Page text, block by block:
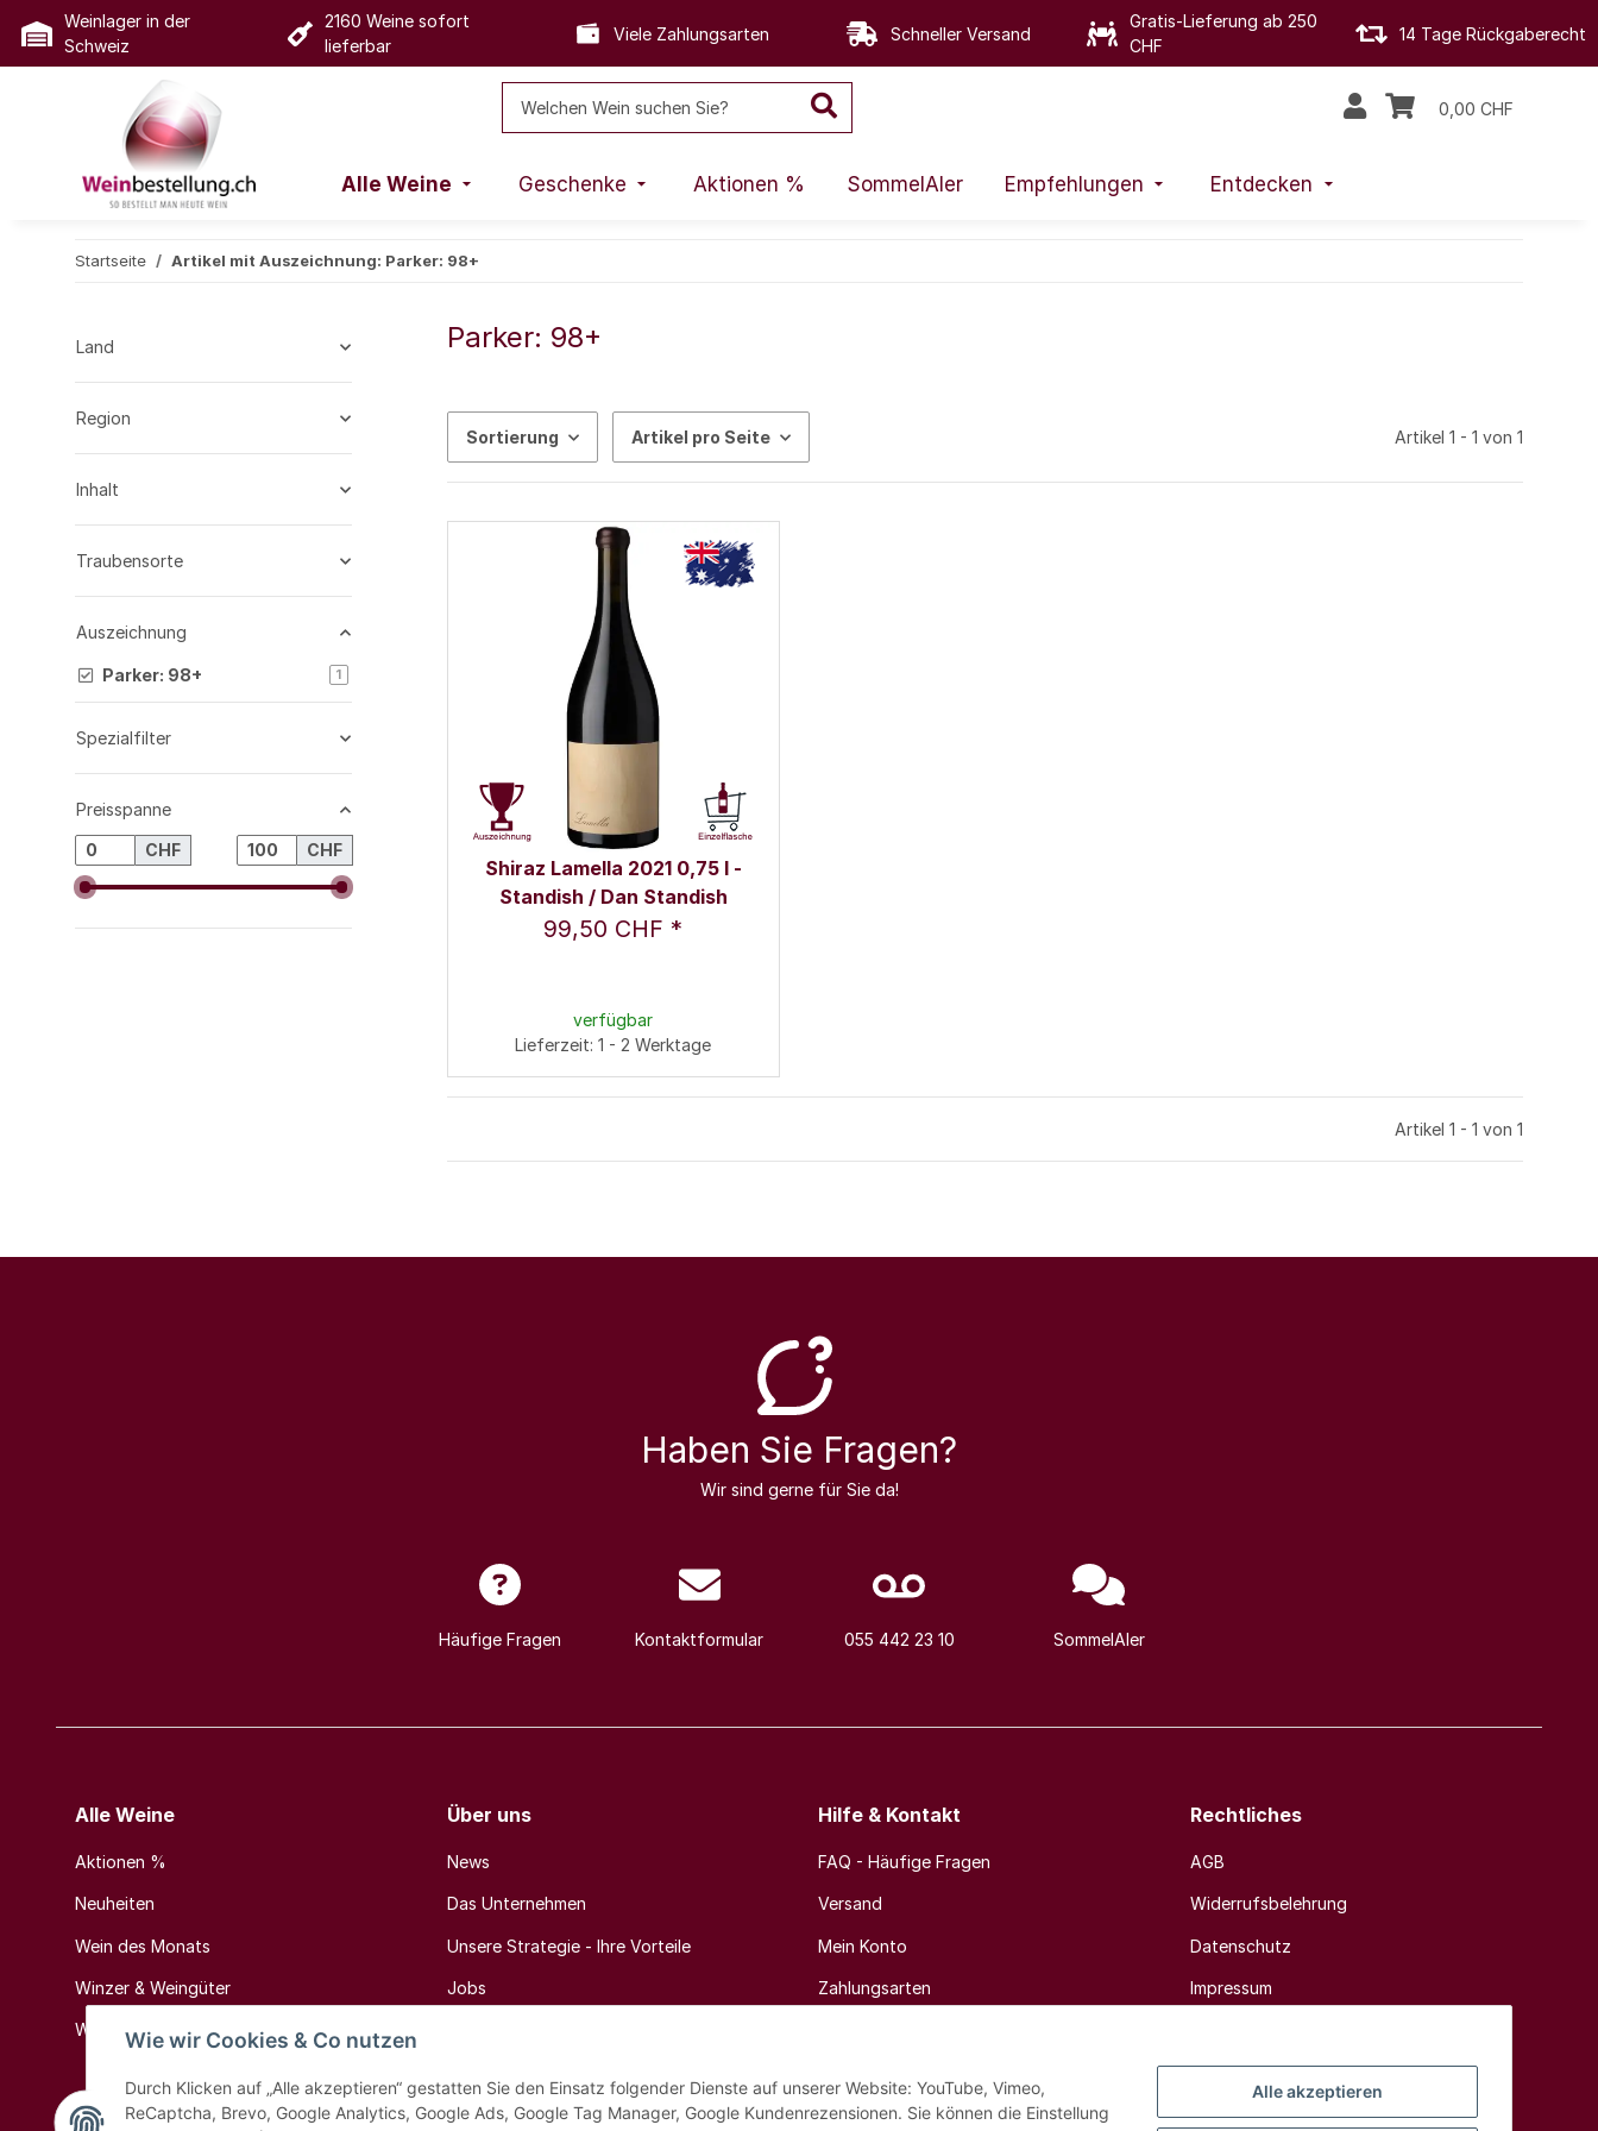
Alle akzeptieren
Wie wir Cookies & Co nutzen
Durch Klicken auf „Alle akzeptieren“ gestatten Sie den Einsatz folgender Dienste auf unserer Website: YouTube, Vimeo,
ReCaptcha, Brevo, Google Analytics, Google Ads, Google Tag Manager, Google Kundenrezensionen. Sie können die Einstellung
Weinlager in der
Schweiz
2160 Weine sofort
lieferbar
Viele Zahlungsarten Schneller Versand
Gratis-Lieferung ab 250
CHF
14 Tage Rückgaberecht
0,00 CHF
Alle Weine Geschenke Aktionen % SommelAIer Empfehlungen Entdecken
Startseite Artikel mit Auszeichnung: Parker: 98+
Parker: 98+
Sortierung Artikel pro Seite Artikel 1 - 1 von 1
Shiraz Lamella 2021 0,75 l -
Standish / Dan Standish
99,50 CHF *
verfügbar
Lieferzeit: 1 - 2 Werktage
Artikel 1 - 1 von 1
Land
Region
Inhalt
Traubensorte
Auszeichnung
Parker: 98+ 1Artikel gefunden
Spezialfilter
Preisspanne
CHF CHF
Haben Sie Fragen?
Wir sind gerne für Sie da!
Häufige Fragen Kontaktformular 055 442 23 10 SommelAIer
Alle Weine
Aktionen %
Neuheiten
Wein des Monats
Winzer & Weingüter
Weinländer & Weinregionen
Über uns
News
Das Unternehmen
Unsere Strategie - Ihre Vorteile
Jobs
Hilfe & Kontakt
FAQ - Häufige Fragen
Versand
Mein Konto
Zahlungsarten
Rechtliches
AGB
Widerrufsbelehrung
Datenschutz
Impressum